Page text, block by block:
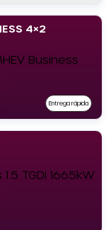
4×2
Entrega rápida